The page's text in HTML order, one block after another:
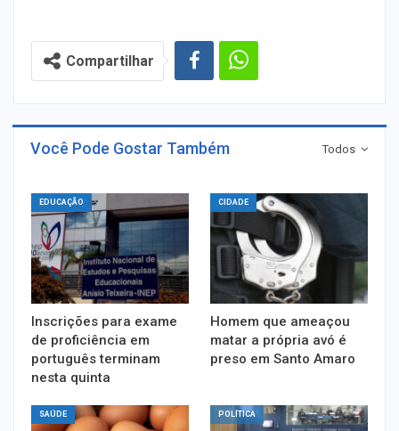
Compartilhar
Todos
Você Pode Gostar Também
EDUCAÇÃO
Inscrições para exame
de proficiência em
português terminam
nesta quinta
CIDADE
Homem que ameaçou
matar a própria avó é
preso em Santo Amaro
SAÚDE POLÍTICA